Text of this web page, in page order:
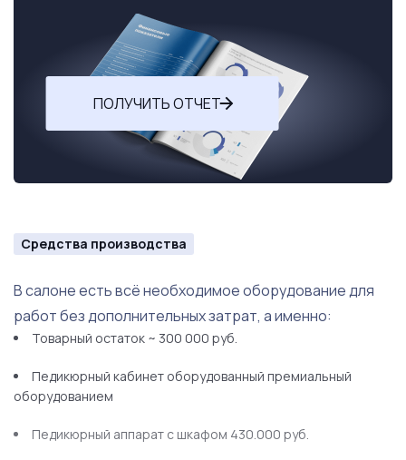
ПОЛУЧИТЬ ОТЧЕТ
Средства производства
В салоне есть всё необходимое оборудование для
работ без дополнительных затрат, а именно:
Товарный остаток ~ 300 000 руб.
Педикюрный кабинет оборудованный премиальный
оборудованием
Педикюрный аппарат с шкафом 430.000 руб.